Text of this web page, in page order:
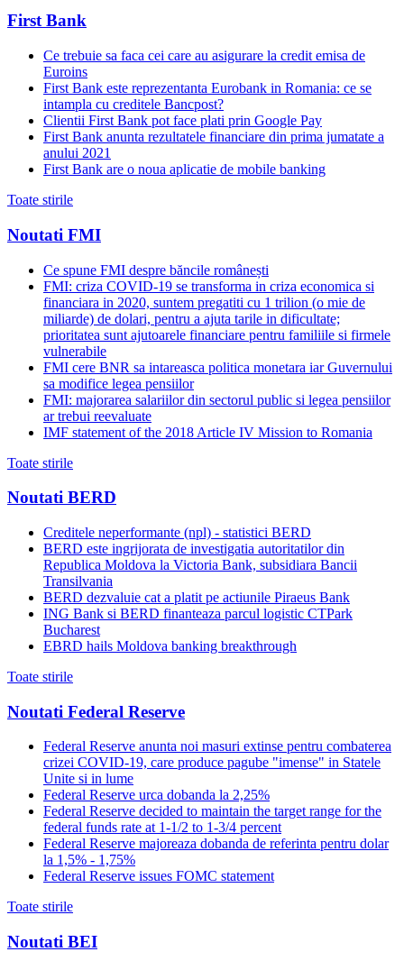
First Bank
Ce trebuie sa faca cei care au asigurare la credit emisa de
Euroins
First Bank este reprezentanta Eurobank in Romania: ce se
intampla cu creditele Bancpost?
Clientii First Bank pot face plati prin Google Pay
First Bank anunta rezultatele financiare din prima jumatate a
anului 2021
First Bank are o noua aplicatie de mobile banking
Toate stirile
Noutati FMI
Ce spune FMI despre băncile românești
FMI: criza COVID-19 se transforma in criza economica si
financiara in 2020, suntem pregatiti cu 1 trilion (o mie de
miliarde) de dolari, pentru a ajuta tarile in dificultate;
prioritatea sunt ajutoarele financiare pentru familiile si firmele
vulnerabile
FMI cere BNR sa intareasca politica monetara iar Guvernului
sa modifice legea pensiilor
FMI: majorarea salariilor din sectorul public si legea pensiilor
ar trebui reevaluate
IMF statement of the 2018 Article IV Mission to Romania
Toate stirile
Noutati BERD
Creditele neperformante (npl) - statistici BERD
BERD este ingrijorata de investigatia autoritatilor din
Republica Moldova la Victoria Bank, subsidiara Bancii
Transilvania
BERD dezvaluie cat a platit pe actiunile Piraeus Bank
ING Bank si BERD finanteaza parcul logistic CTPark
Bucharest
EBRD hails Moldova banking breakthrough
Toate stirile
Noutati Federal Reserve
Federal Reserve anunta noi masuri extinse pentru combaterea
crizei COVID-19, care produce pagube "imense" in Statele
Unite si in lume
Federal Reserve urca dobanda la 2,25%
Federal Reserve decided to maintain the target range for the
federal funds rate at 1-1/2 to 1-3/4 percent
Federal Reserve majoreaza dobanda de referinta pentru dolar
la 1,5% - 1,75%
Federal Reserve issues FOMC statement
Toate stirile
Noutati BEI